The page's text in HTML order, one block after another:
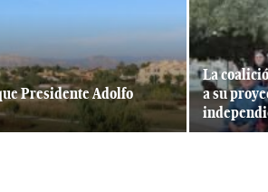
Presidente Adolfo
La
a su